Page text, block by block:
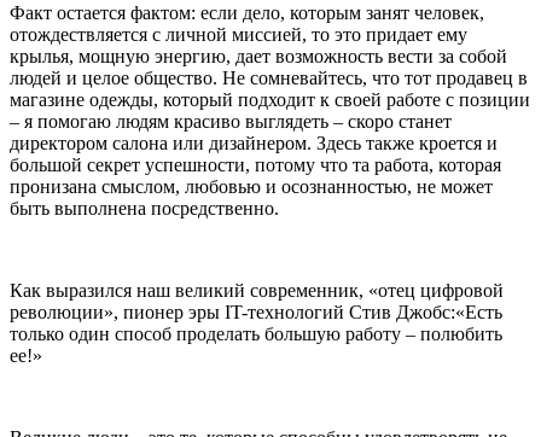
Факт остается фактом: если дело, которым занят человек,
отождествляется с личной миссией, то это придает ему
крылья, мощную энергию, дает возможность вести за собой
людей и целое общество. Не сомневайтесь, что тот продавец в
магазине одежды, который подходит к своей работе с позиции
– я помогаю людям красиво выглядеть – скоро станет
директором салона или дизайнером. Здесь также кроется и
большой секрет успешности, потому что та работа, которая
пронизана смыслом, любовью и осознанностью, не может
быть выполнена посредственно.
Как выразился наш великий современник, «отец цифровой
революции», пионер эры IT-технологий Стив Джобс:«Есть
только один способ проделать большую работу – полюбить
ее!»